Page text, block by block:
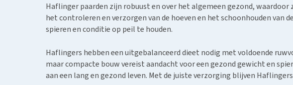
Haflinger paarden zijn robuust en over het algemeen gezond,
het controleren en verzorgen van de hoeven en het schoonhouden van
spieren en conditie op peil te houden.
Haflingers hebben een uitgebalanceerd dieet nodig met voldoende
maar compacte bouw vereist aandacht voor een gezond gewicht en
aan een lang en gezond leven. Met de juiste verzorging blijven